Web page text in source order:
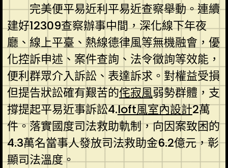
完美便平易近利平易近查察舉動。連續
建好12309查察辦事中間，深化線下年夜
廳、線上平臺、熱線德律風等無機融會，優
化控訴申述、案件查詢、法令徵詢等效能，
便利群眾介入訴訟、表達訴求。對權益受損
但提告狀訟確有艱苦的侘寂風弱勢群體，支
撐提起平易近事訴訟4.loft風室內設計2萬
件。落實國度司法救助軌制，向因案致困的
4.3萬名當事人發放司法救助金6.2億元，彰
顯司法溫度。